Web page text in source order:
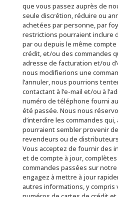
que vous passez auprès de
seule discrétion, réduire ou
achetées par personne, par
restrictions pourraient inclure
par ou depuis le même
crédit, et/ou des commandes
adresse de facturation et/ou
nous modifierions une
l’annuler, nous pourrions
contactant à l’e-mail et/ou à
numéro de téléphone fourni
été passée. Nous nous
d’interdire les commandes
pourraient sembler provenir
revendeurs ou de
Vous acceptez de fournir des
et de compte à jour,
commandes passées sur
engagez à mettre à jour
autres informations, y compris